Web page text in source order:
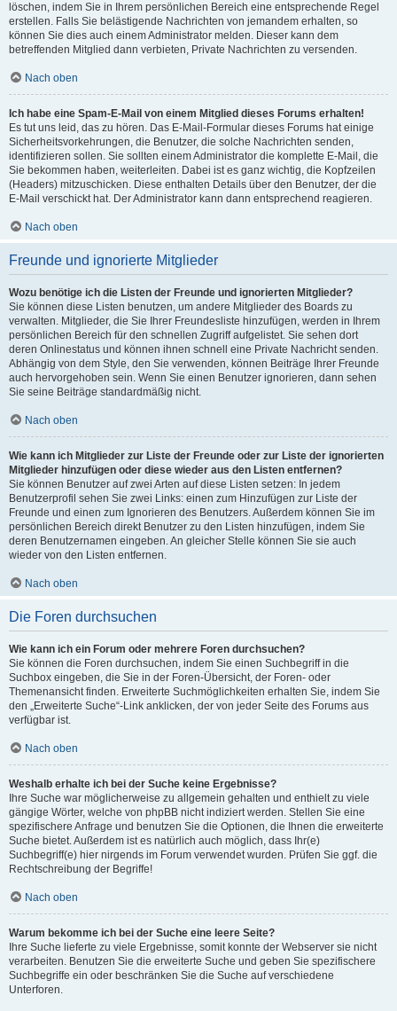
löschen, indem Sie in Ihrem persönlichen Bereich eine entsprechende Regel
erstellen. Falls Sie belästigende Nachrichten von jemandem erhalten, so
können Sie dies auch einem Administrator melden. Dieser kann dem
betreffenden Mitglied dann verbieten, Private Nachrichten zu versenden.
Nach oben
Ich habe eine Spam-E-Mail von einem Mitglied dieses Forums erhalten!
Es tut uns leid, das zu hören. Das E-Mail-Formular dieses Forums hat einige
Sicherheitsvorkehrungen, die Benutzer, die solche Nachrichten senden,
identifizieren sollen. Sie sollten einem Administrator die komplette E-Mail, die
Sie bekommen haben, weiterleiten. Dabei ist es ganz wichtig, die Kopfzeilen
(Headers) mitzuschicken. Diese enthalten Details über den Benutzer, der die
E-Mail verschickt hat. Der Administrator kann dann entsprechend reagieren.
Nach oben
Freunde und ignorierte Mitglieder
Wozu benötige ich die Listen der Freunde und ignorierten Mitglieder?
Sie können diese Listen benutzen, um andere Mitglieder des Boards zu
verwalten. Mitglieder, die Sie Ihrer Freundesliste hinzufügen, werden in Ihrem
persönlichen Bereich für den schnellen Zugriff aufgelistet. Sie sehen dort
deren Onlinestatus und können ihnen schnell eine Private Nachricht senden.
Abhängig von dem Style, den Sie verwenden, können Beiträge Ihrer Freunde
auch hervorgehoben sein. Wenn Sie einen Benutzer ignorieren, dann sehen
Sie seine Beiträge standardmäßig nicht.
Nach oben
Wie kann ich Mitglieder zur Liste der Freunde oder zur Liste der ignorierten
Mitglieder hinzufügen oder diese wieder aus den Listen entfernen?
Sie können Benutzer auf zwei Arten auf diese Listen setzen: In jedem
Benutzerprofil sehen Sie zwei Links: einen zum Hinzufügen zur Liste der
Freunde und einen zum Ignorieren des Benutzers. Außerdem können Sie im
persönlichen Bereich direkt Benutzer zu den Listen hinzufügen, indem Sie
deren Benutzernamen eingeben. An gleicher Stelle können Sie sie auch
wieder von den Listen entfernen.
Nach oben
Die Foren durchsuchen
Wie kann ich ein Forum oder mehrere Foren durchsuchen?
Sie können die Foren durchsuchen, indem Sie einen Suchbegriff in die
Suchbox eingeben, die Sie in der Foren-Übersicht, der Foren- oder
Themenansicht finden. Erweiterte Suchmöglichkeiten erhalten Sie, indem Sie
den „Erweiterte Suche“-Link anklicken, der von jeder Seite des Forums aus
verfügbar ist.
Nach oben
Weshalb erhalte ich bei der Suche keine Ergebnisse?
Ihre Suche war möglicherweise zu allgemein gehalten und enthielt zu viele
gängige Wörter, welche von phpBB nicht indiziert werden. Stellen Sie eine
spezifischere Anfrage und benutzen Sie die Optionen, die Ihnen die erweiterte
Suche bietet. Außerdem ist es natürlich auch möglich, dass Ihr(e)
Suchbegriff(e) hier nirgends im Forum verwendet wurden. Prüfen Sie ggf. die
Rechtschreibung der Begriffe!
Nach oben
Warum bekomme ich bei der Suche eine leere Seite?
Ihre Suche lieferte zu viele Ergebnisse, somit konnte der Webserver sie nicht
verarbeiten. Benutzen Sie die erweiterte Suche und geben Sie spezifischere
Suchbegriffe ein oder beschränken Sie die Suche auf verschiedene
Unterforen.